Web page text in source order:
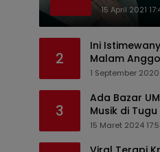
Biaya
15 April 2021
2
Ini
Malam
Kaitannya
1 September 2020
3
Ada Bazar
Musik di
15 Maret 2024